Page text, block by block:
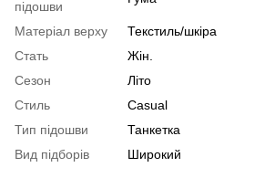
підошви
Матеріал верху
Текстиль/шкіра
Стать
Жін.
Сезон
Літо
Стиль
Casual
Тип підошви
Танкетка
Вид підборів
Широкий